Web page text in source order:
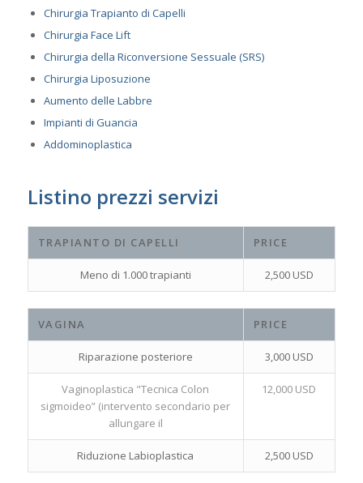
Chirurgia Trapianto di Capelli
Chirurgia Face Lift
Chirurgia della Riconversione Sessuale (SRS)
Chirurgia Liposuzione
Aumento delle Labbre
Impianti di Guancia
Addominoplastica
Listino prezzi servizi
TRAPIANTO DI CAPELLI PRICE
Meno di 1.000 trapianti 2,500 USD
VAGINA PRICE
Riparazione posteriore 3,000 USD
Vaginoplastica "Tecnica Colon
sigmoideo” (intervento secondario per
allungare il
12,000 USD
Riduzione Labioplastica 2,500 USD